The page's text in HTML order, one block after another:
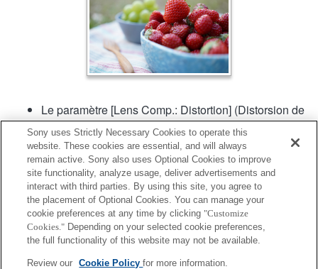
Le paramètre [Lens Comp.: Distortion] (Distorsion de
comp. d'objectif) va être défini sur [Auto].
La variation de l'angle de vue peut être plus
importante qu'avec d'autres modèles lors de la mise
au point. Ce changement d'angle de vue peut être
plus manifeste lorsque le mode de mise au point est
défini sur [Continuous AF] (Mise au point auto
continue) (AF-C) (y compris avec le mode [Activités
sportives] dans la fonction Sélection scène). Cela
n'a aucune incidence sur les images enregistrées.
Sony uses Strictly Necessary Cookies to operate this
website. These cookies are essential, and will always
remain active. Sony also uses Optional Cookies to improve
site functionality, analyze usage, deliver advertisements and
interact with third parties. By using this site, you agree to
the placement of Optional Cookies. You can manage your
cookie preferences at any time by clicking "Customize
Cookies." Depending on your selected cookie preferences,
the full functionality of this website may not be available.
Review our Cookie Policyfor more information.